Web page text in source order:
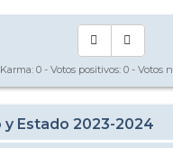
Karma: 0 - Votos positivos: 0 - Votos
y Estado 2023-2024